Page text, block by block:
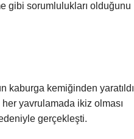
gibi sorumlulukları olduğunu
kaburga kemiğinden yaratıldı
yavrulamada ikiz olması
gerçekleşti.